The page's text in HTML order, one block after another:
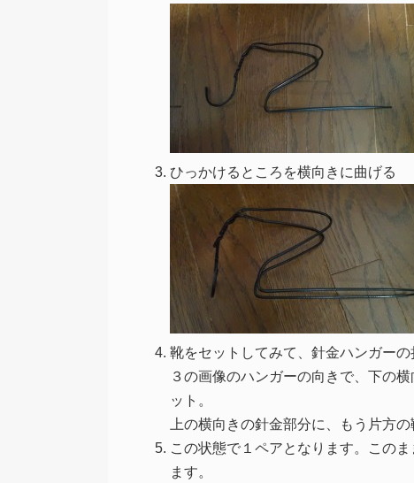
ひっかけるところを横向きに曲げる
靴をセットしてみて、針金ハンガー
３の画像のハンガーの向きで、下の
ット。
上の横向きの針金部分に、もう片方
この状態で１ペアとなります。この
ます。